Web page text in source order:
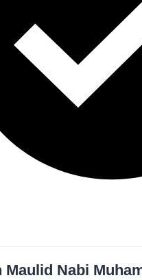
Maulid Nabi